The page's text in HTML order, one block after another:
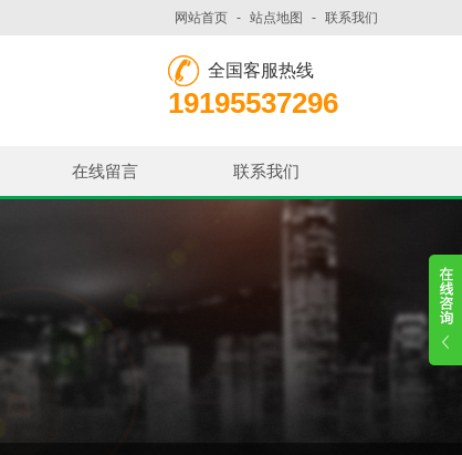
网站首页 - 站点地图 - 联系我们
全国客服热线
19195537296
在线留言 联系我们